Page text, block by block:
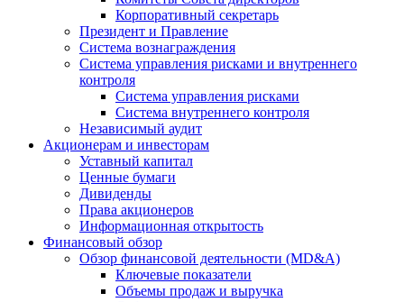
Корпоративный секретарь
Президент и Правление
Система вознаграждения
Система управления рисками и внутреннего
контроля
Система управления рисками
Система внутреннего контроля
Независимый аудит
Акционерам и инвесторам
Уставный капитал
Ценные бумаги
Дивиденды
Права акционеров
Информационная открытость
Финансовый обзор
Обзор финансовой деятельности (MD&A)
Ключевые показатели
Объемы продаж и выручка